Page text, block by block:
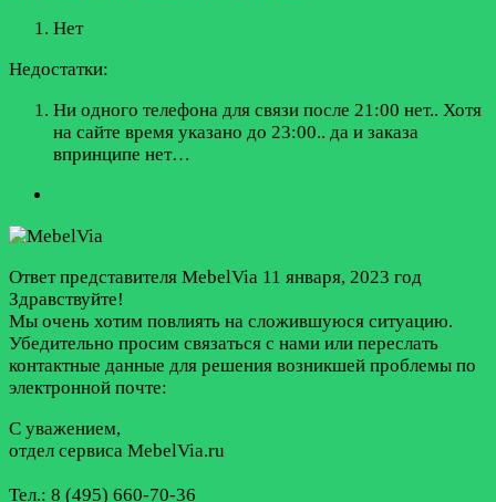
Нет
Недостатки:
Ни одного телефона для связи после 21:00 нет.. Хотя
на сайте время указано до 23:00.. да и заказа
впринципе нет…
Ответ представителя MebelVia 11 января, 2023 год
Здравствуйте!
Мы очень хотим повлиять на сложившуюся ситуацию.
Убедительно просим связаться с нами или переслать
контактные данные для решения возникшей проблемы по
электронной почте:
С уважением,
отдел сервиса MebelVia.ru
Тел.: 8 (495) 660-70-36